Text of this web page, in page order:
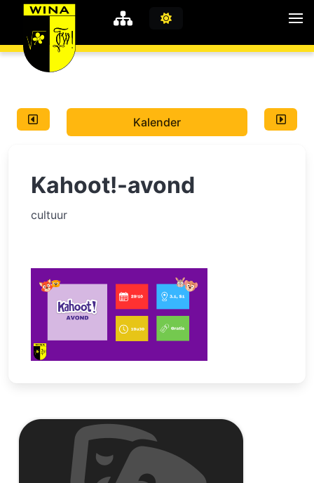
WiNA MyWiNA
Kalender
Kahoot!-avond
cultuur